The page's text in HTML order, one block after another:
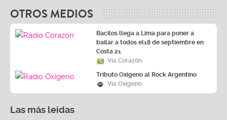
OTROS MEDIOS
Bacilos llega a Lima para poner a
bailar a todos el18 de septiembre en
Costa 21
Vía Corazón
Tributo Oxígeno al Rock Argentino
Vía Oxígeno
Las más leidas